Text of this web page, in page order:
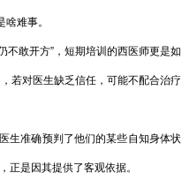
难事。
敢开方”，短期培训的西医师更是如
若对医生缺乏信任，可能不配合治疗
生准确预判了他们的某些自知身体状
是因其提供了客观依据。